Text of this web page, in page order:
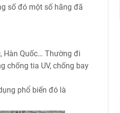
số đó một số hãng đã
Hàn Quốc… Thường đi
chống tia UV, chống bay
phổ biến đó là